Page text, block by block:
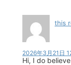
this
2026年3月21日
Hi, I do